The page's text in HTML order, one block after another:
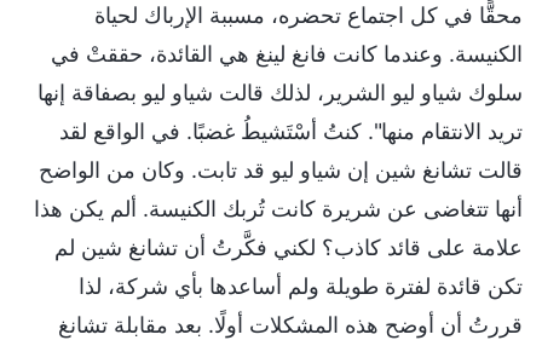
محقًّا في كل اجتماع تحضره، مسببة الإرباك لحياة
الكنيسة. وعندما كانت فانغ لينغ هي القائدة، حققتْ في
سلوك شياو ليو الشرير، لذلك قالت شياو ليو بصفاقة إنها
تريد الانتقام منها". كنتُ أسْتَشيطُ غضبًا. في الواقع لقد
قالت تشانغ شين إن شياو ليو قد تابت. وكان من الواضح
أنها تتغاضى عن شريرة كانت تُربك الكنيسة. ألم يكن هذا
علامة على قائد كاذب؟ لكني فكَّرتُ أن تشانغ شين لم
تكن قائدة لفترة طويلة ولم أساعدها بأي شركة، لذا
قررتُ أن أوضح هذه المشكلات أولًا. بعد مقابلة تشانغ